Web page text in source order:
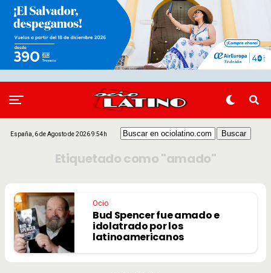
España, 6 de Agosto de 2026 9:54h
Etiquetado como "amado"
Ocio
Bud Spencer fue amado e
idolatrado por los
latinoamericanos